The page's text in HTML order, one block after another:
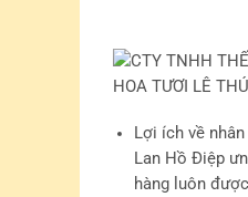
Lợi ích về
Lan Hồ Điệp
hàng luôn